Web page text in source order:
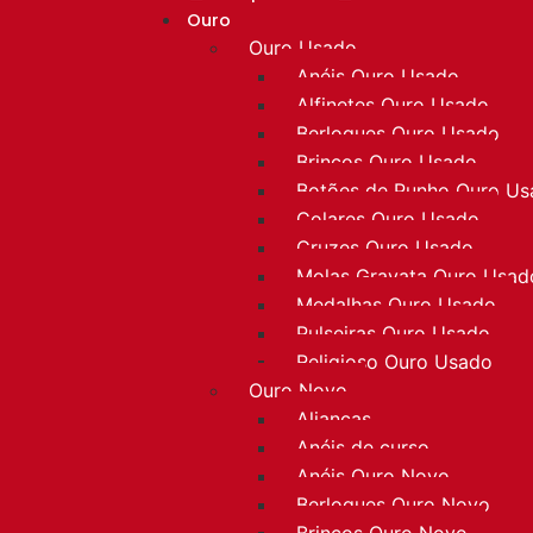
Ouro
Ouro Usado
Anéis Ouro Usado
Alfinetes Ouro Usado
Berloques Ouro Usado
Brincos Ouro Usado
Botões de Punho Ouro
Colares Ouro Usado
Cruzes Ouro Usado
Molas Gravata Ouro
Medalhas Ouro Usado
Pulseiras Ouro Usado
Religioso Ouro Usado
Ouro Novo
Alianças
Anéis de curso
Anéis Ouro Novo
Berloques Ouro Novo